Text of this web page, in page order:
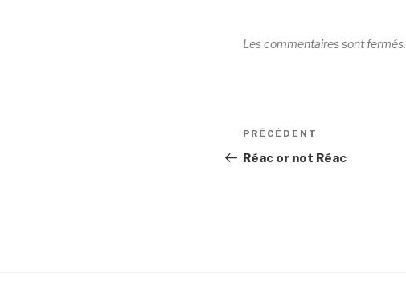
Les commentaires sont fermés.
Navigation
de
Article
précédent
PRÉCÉDENT
Réac or not Réac